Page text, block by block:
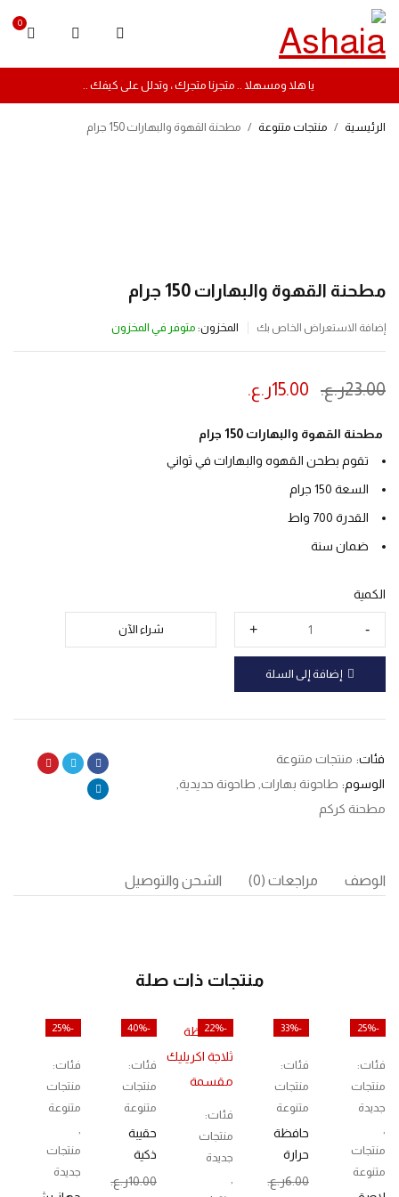
0
يا هلا ومسهلا .. متجرنا متجرك ، وتدلل على كيفك ..
الرئيسية / منتجات متنوعة / مطحنة القهوة والبهارات 150 جرام
مطحنة القهوة والبهارات 150 جرام
إضافة الاستعراض الخاص بك المخزون: متوفر في المخزون
ينتهي العرض بعد :
23.00ر.ع. 15.00ر.ع.
تقوم بطحن القهوه والبهارات في ثواني
السعة 150 جرام
القدرة 700 واط
ضمان سنة
الكمية
إضافة إلى السلة
شراء الآن
فئات: منتجات متنوعة
الوسوم: طاحونة بهارات طاحونة حديدية
مطحنة كركم
الوصف مراجعات (0) الشحن والتوصيل
منتجات ذات صلة
-25%
فئات:
منتجات
جديدة
,
منتجات
متنوعة
-33%
فئات:
منتجات
متنوعة
حافظة
حرارة
وبرودة
6.00ر.ع.
-22%
فئات:
منتجات
جديدة
,
-40%
فئات:
منتجات
متنوعة
حقيبة
ذكية
أنيقة
10.00ر.ع.
-25%
فئات:
منتجات
متنوعة
,
منتجات
جديدة